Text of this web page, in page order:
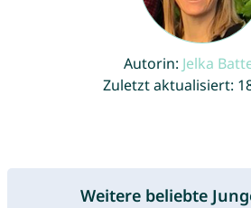
Autorin: Jelka
Zuletzt aktualisiert:
Weitere beliebte